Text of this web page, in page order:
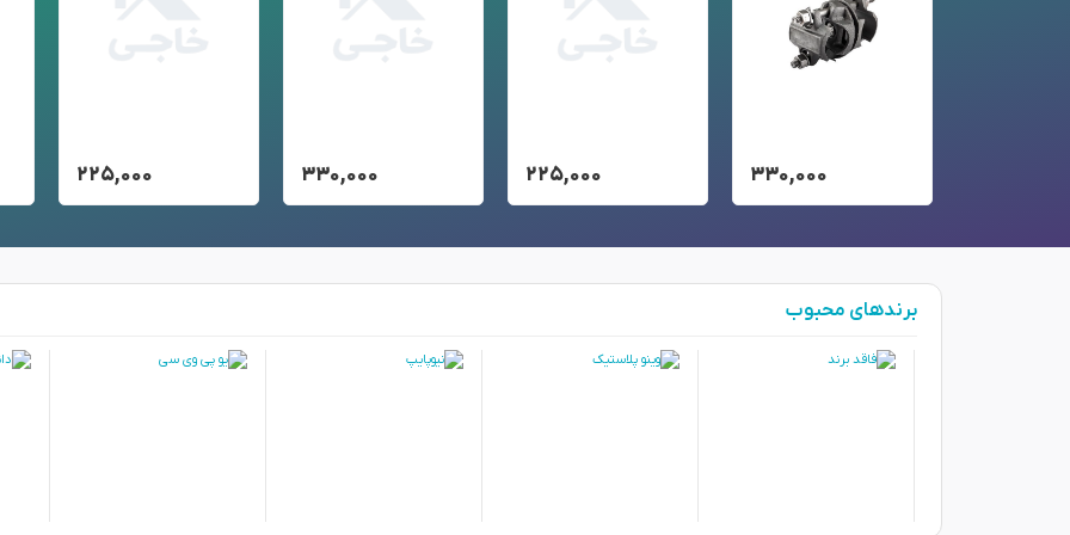
۳۳۰,۰۰۰ ۲۲۵,۰۰۰ ۳۳۰,۰۰۰ ۲۲۵,۰۰۰
برندهای محبوب